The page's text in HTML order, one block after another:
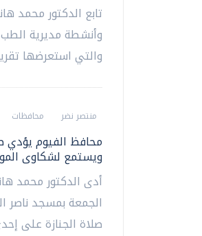
تابع الدكتور محمد
وأنشطة مديرية الطب
والتي استعرضها
منتصر نضر محافظات
محافظ الفيوم يؤدي
ويستمع لشكاوى
أدى الدكتور محمد
الجمعة بمسجد ناصر
صلاة الجنازة على